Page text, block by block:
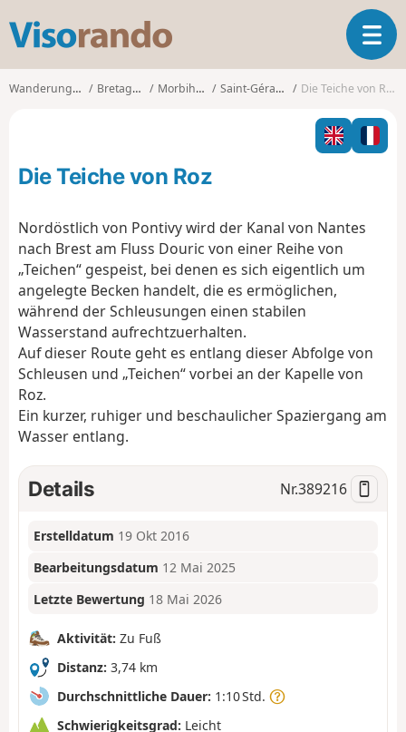
s
o
o
T
o
l
n
Wanderungen Bretagne Morbihan Saint-Gérand Die Teiche von Roz
Die Teiche von Roz
Nordöstlich von Pontivy wird der Kanal von Nantes
nach Brest am Fluss Douric von einer Reihe von
„Teichen“ gespeist, bei denen es sich eigentlich um
angelegte Becken handelt, die es ermöglichen,
während der Schleusungen einen stabilen
Wasserstand aufrechtzuerhalten.
Auf dieser Route geht es entlang dieser Abfolge von
Schleusen und „Teichen“ vorbei an der Kapelle von
Roz.
Ein kurzer, ruhiger und beschaulicher Spaziergang am
Wasser entlang.
Details Nr.389216
Erstelldatum 19 Okt 2016
Bearbeitungsdatum 12 Mai 2025
Letzte Bewertung 18 Mai 2026
Aktivität: Zu Fuß
Distanz: 3,74 km
Durchschnittliche Dauer: 1:10 Std.
Schwierigkeitsgrad: Leicht